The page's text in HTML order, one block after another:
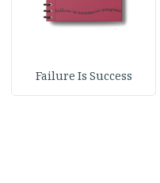
Failure Is Success